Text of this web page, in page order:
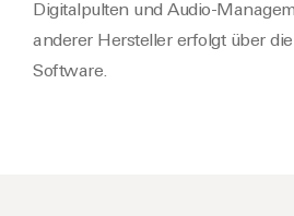
Digitalpulten und Audio-
anderer Hersteller erfolgt über die
Software.